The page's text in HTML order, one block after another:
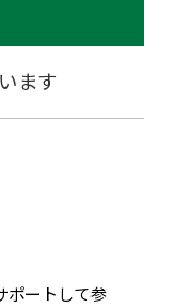
ます
ポートして参